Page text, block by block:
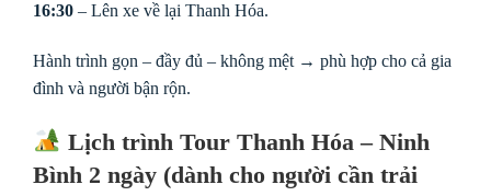
16:30 – Lên xe về lại Thanh Hóa.
Hành trình gọn – đầy đủ – không mệt → phù hợp cho cả gia
đình và người bận rộn.
Lịch trình Tour Thanh Hóa – Ninh
Bình 2 ngày (dành cho người cần trải